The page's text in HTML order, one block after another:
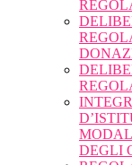
DEGLI